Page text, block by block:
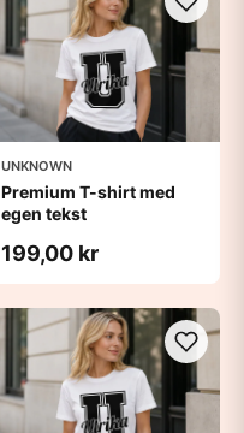
UNKNOWN
Premium T-shirt med
egen tekst
199,00 kr